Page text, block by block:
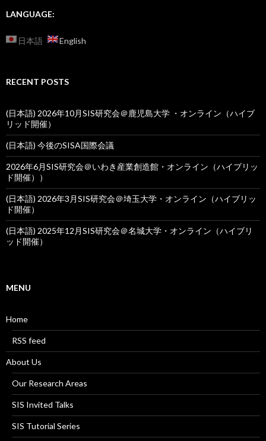
LANGUAGE:
日本語 English
RECENT POSTS
(日本語) 2026年10月SIS研究会＠鹿児島大学 ・オンライン（ハイブ
リッド開催）
(日本語) 今後のSISA国際会議
2026年6月SIS研究会＠いわき産業創造館・オンライン（ハイブリッ
ド開催））
(日本語) 2026年3月SIS研究会＠埼玉大学・オンライン（ハイブリッ
ド開催）
(日本語) 2025年12月SIS研究会＠名城大学・オンライン（ハイブリ
ッド開催）
MENU
Home
RSS feed
About Us
Our Research Areas
SIS Invited Talks
SIS Tutorial Series